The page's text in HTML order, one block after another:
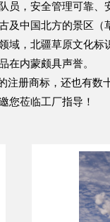
员，安全管理可靠、
及中国北方的景区（
域，北疆草原文化标
在内蒙颇具声誉。
注册商标，还也有数
您莅临工厂指导！